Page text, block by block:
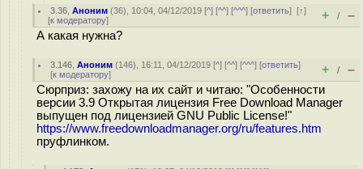
3.36 ,Аноним (36), 10:04, 04/12/2019 [^] [^^] [^^^] [ответить][↑]
[к модератору] + / –
А какая нужна?
3.146 ,Аноним (146), 16:11, 04/12/2019 [^] [^^] [^^^] [ответить]
[к модератору] + / –
Сюрприз: захожу на их сайт и читаю: "Особенности
версии 3.9 Открытая лицензия Free Download Manager
выпущен под лицензией GNU Public License!"
https://www.freedownloadmanager.org/ru/features.htm
пруфлинком.